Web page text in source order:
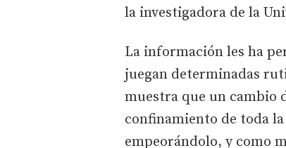
la investigadora de la
La información les ha
juegan determinadas
muestra que un cambio
confinamiento de toda
empeorándolo, y como